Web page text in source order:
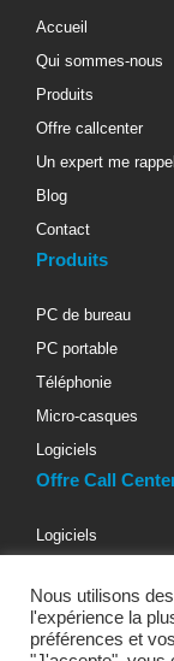
Accueil
Qui sommes-nous
Produits
Offre callcenter
Un expert me rappel
Blog
Contact
Produits
PC de bureau
PC portable
Téléphonie
Micro-casques
Logiciels
Offre Call
Logiciels
Materiels
Micro-casques
Nous utilisons
l'expérience la
préférences et